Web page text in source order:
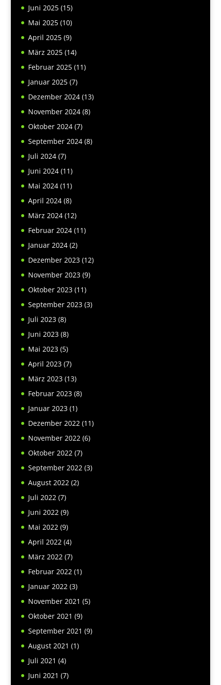
Juni 2025(15)
Mai 2025(10)
April 2025(9)
März 2025(14)
Februar 2025(11)
Januar 2025(7)
Dezember 2024(13)
November 2024(8)
Oktober 2024(7)
September 2024(8)
Juli 2024(7)
Juni 2024(11)
Mai 2024(11)
April 2024(8)
März 2024(12)
Februar 2024(11)
Januar 2024(2)
Dezember 2023(12)
November 2023(9)
Oktober 2023(11)
September 2023(3)
Juli 2023(8)
Juni 2023(8)
Mai 2023(5)
April 2023(7)
März 2023(13)
Februar 2023(8)
Januar 2023(1)
Dezember 2022(11)
November 2022(6)
Oktober 2022(7)
September 2022(3)
August 2022(2)
Juli 2022(7)
Juni 2022(9)
Mai 2022(9)
April 2022(4)
März 2022(7)
Februar 2022(1)
Januar 2022(3)
November 2021 (5)
Oktober 2021 (9)
September 2021 (9)
August 2021 (1)
Juli 2021 (4)
Juni 2021 (7)